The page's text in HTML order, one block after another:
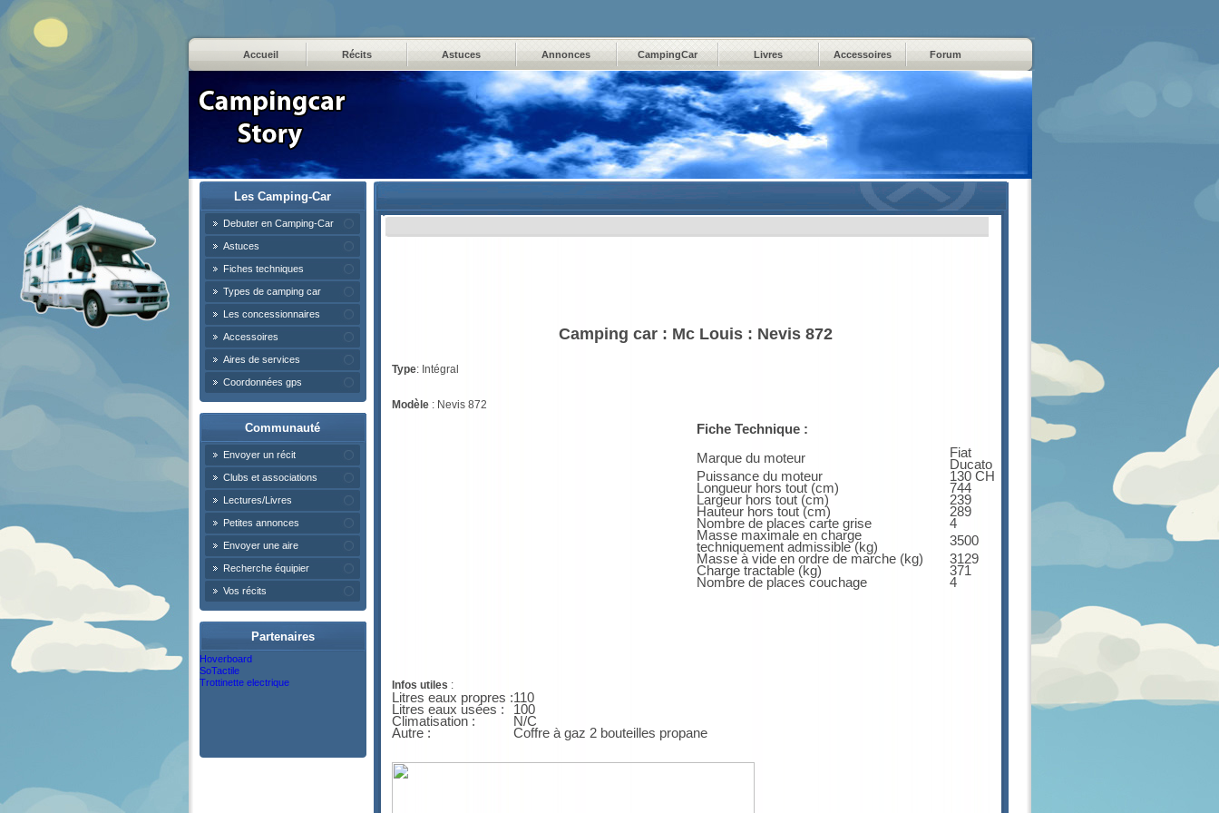
Accueil Récits Astuces Annonces CampingCar Livres Accessoires Forum
Les Camping-Car
Debuter en Camping-Car
Astuces
Fiches techniques
Types de camping car
Les concessionnaires
Accessoires
Aires de services
Coordonnées gps
Communauté
Envoyer un récit
Clubs et associations
Lectures/Livres
Petites annonces
Envoyer une aire
Recherche équipier
Vos récits
Partenaires
Hoverboard
SoTactile
Trottinette electrique
Camping car : Mc Louis : Nevis 872
Type: Intégral
Modèle: Nevis 872
Fiche Technique :
Marque du moteur
Fiat
Ducato
Puissance du moteur 130 CH
Longueur hors tout (cm) 744
Largeur hors tout (cm) 239
Hauteur hors tout (cm) 289
Nombre de places carte grise 4
Masse maximale en charge
techniquement admissible (kg)
3500
Masse à vide en ordre de marche (kg)
3129
Charge tractable (kg) 371
Nombre de places couchage 4
Infos utiles :
Litres eaux propres :110
Litres eaux usées : 100
Climatisation : N/C
Autre : Coffre à gaz 2 bouteilles propane